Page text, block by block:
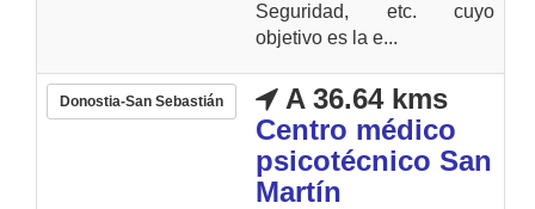
Seguridad, etc. cuyo
objetivo es la e...
Donostia-San Sebastián
A 36.64 kms
Centro médico
psicotécnico San
Martín